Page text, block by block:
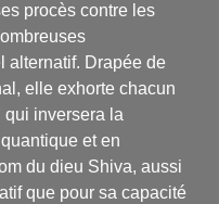
procès contre les
alternatif. Drapée de
elle exhorte chacun
qui inversera la
et en
du dieu Shiva, aussi
que pour sa capacité